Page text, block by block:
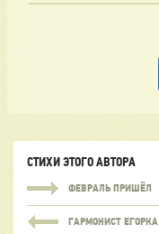
СТИХИ ЭТОГО АВТОРА
ФЕВРАЛЬ ПРИШЁЛ
ГАРМОНИСТ ЕГОРКА